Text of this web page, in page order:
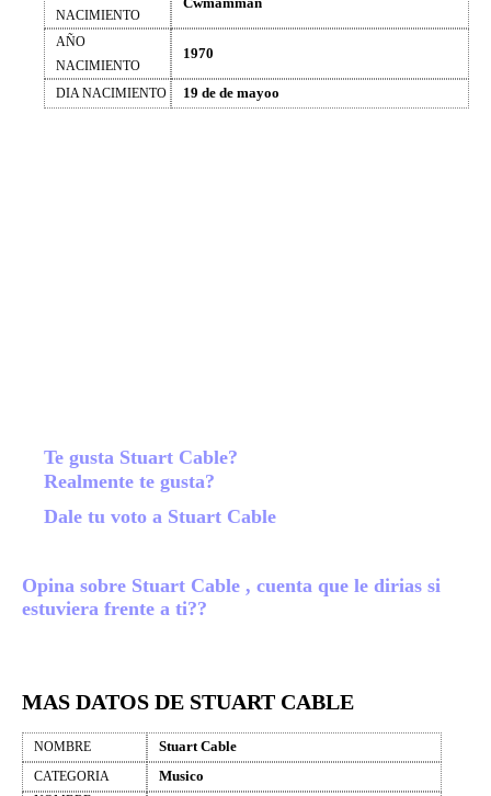
NACIMIENTO
AÑO
NACIMIENTO
1970
DIA NACIMIENTO 19 de de mayoo
Te gusta Stuart Cable?
Realmente te gusta?
Dale tu voto a Stuart Cable
Opina sobre Stuart Cable , cuenta que le dirias si
estuviera frente a ti??
MAS DATOS DE STUART CABLE
NOMBRE Stuart Cable
CATEGORIA Musico